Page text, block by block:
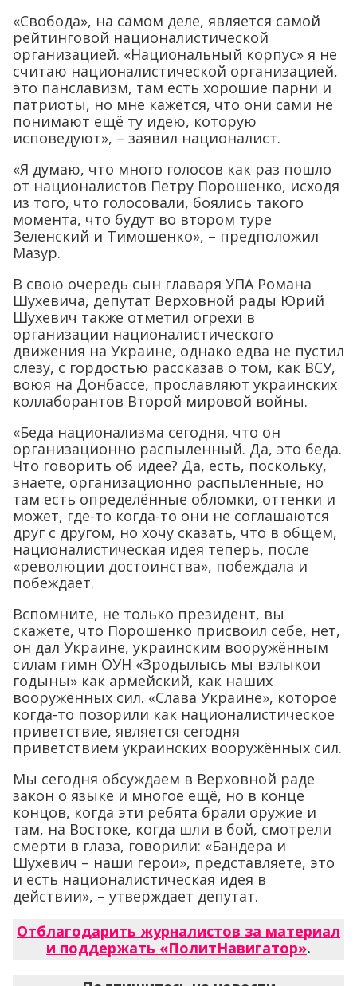
«Свобода», на самом деле, является самой
рейтинговой националистической
организацией. «Национальный корпус» я не
считаю националистической организацией,
это панславизм, там есть хорошие парни и
патриоты, но мне кажется, что они сами не
понимают ещё ту идею, которую
исповедуют», – заявил националист.
«Я думаю, что много голосов как раз пошло
от националистов Петру Порошенко, исходя
из того, что голосовали, боялись такого
момента, что будут во втором туре
Зеленский и Тимошенко», – предположил
Мазур.
В свою очередь сын главаря УПА Романа
Шухевича, депутат Верховной рады Юрий
Шухевич также отметил огрехи в
организации националистического
движения на Украине, однако едва не пустил
слезу, с гордостью рассказав о том, как ВСУ,
воюя на Донбассе, прославляют украинских
коллаборантов Второй мировой войны.
«Беда национализма сегодня, что он
организационно распыленный. Да, это беда.
Что говорить об идее? Да, есть, поскольку,
знаете, организационно распыленные, но
там есть определённые обломки, оттенки и
может, где-то когда-то они не соглашаются
друг с другом, но хочу сказать, что в общем,
националистическая идея теперь, после
«революции достоинства», побеждала и
побеждает.
Вспомните, не только президент, вы
скажете, что Порошенко присвоил себе, нет,
он дал Украине, украинским вооружённым
силам гимн ОУН «Зродылысь мы вэлыкои
годыны» как армейский, как наших
вооружённых сил. «Слава Украине», которое
когда-то позорили как националистическое
приветствие, является сегодня
приветствием украинских вооружённых сил.
Мы сегодня обсуждаем в Верховной раде
закон о языке и многое ещё, но в конце
концов, когда эти ребята брали оружие и
там, на Востоке, когда шли в бой, смотрели
смерти в глаза, говорили: «Бандера и
Шухевич – наши герои», представляете, это
и есть националистическая идея в
действии», – утверждает депутат.
Отблагодарить журналистов за материал
и поддержать «ПолитНавигатор».